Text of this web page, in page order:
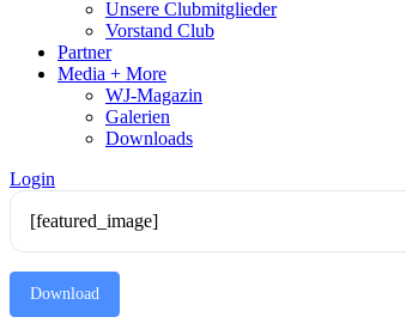
Unsere Clubmitglieder
Vorstand Club
Partner
Media + More
WJ-Magazin
Galerien
Downloads
Login
[featured_image]
Download